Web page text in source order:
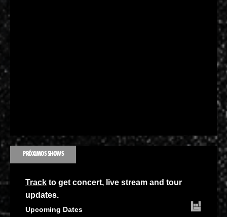
PRÓXIMOS SHOWS
Track to get concert, live stream and tour
updates.
Upcoming Dates